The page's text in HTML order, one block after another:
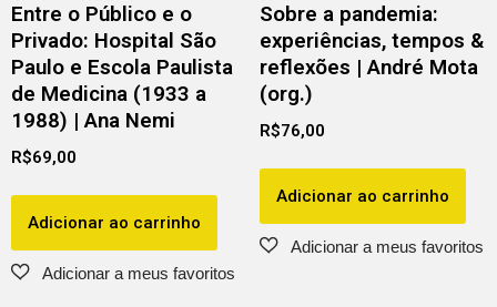
Entre o Público e o
Privado: Hospital São
Paulo e Escola Paulista
de Medicina (1933 a
1988) | Ana Nemi
R$69,00
Adicionar ao carrinho
Sobre a pandemia:
experiências, tempos &
reflexões | André Mota
(org.)
R$76,00
Adicionar ao carrinho